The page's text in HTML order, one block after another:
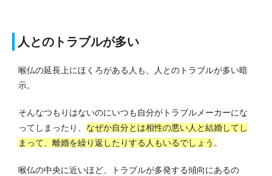
人とのトラブルが多い
喉仏の延長上にほくろがある人も、人とのトラブルが多い暗
示。
そんなつもりはないのにいつも自分がトラブルメーカーにな
ってしまったり、 なぜか自分とは相性の悪い人と結婚してし
まって、離婚を繰り返したりする人もいるでしょう 。
喉仏の中央に近いほど、トラブルが多発する傾向にあるの